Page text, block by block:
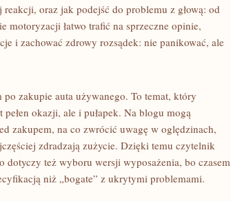
oraz jak podejść do problemu z głową: od
łatwo trafić na sprzeczne opinie,
i zachować zdrowy rozsądek: nie panikować, ale
zakupie auta używanego. To temat, który
okazji, ale i pułapek. Na blogu mogą
zakupem, na co zwrócić uwagę w oględzinach,
zdradzają zużycie. Dzięki temu czytelnik
dotyczy też wyboru wersji wyposażenia, bo czasem
niż „bogate” z ukrytymi problemami.